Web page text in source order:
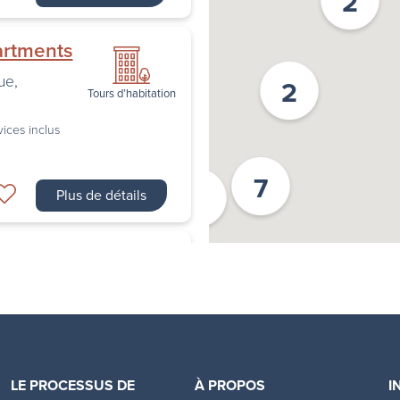
Tours d’habitation
,
inclus
Plus de détails
Certains services inclus
Plus de détails
2
7
LE PROCESSUS DE
À PROPOS